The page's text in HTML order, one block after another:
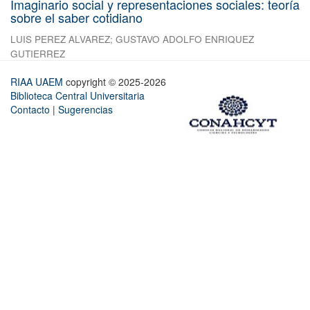
Imaginario social y representaciones sociales: teoría
sobre el saber cotidiano
LUIS PEREZ ALVAREZ; GUSTAVO ADOLFO ENRIQUEZ
GUTIERREZ
RIAA UAEM copyright © 2025-2026
Biblioteca Central Universitaria
Contacto | Sugerencias